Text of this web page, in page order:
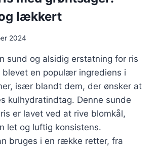
lækkert
2024
sund og alsidig erstatning for ris
blevet en populær ingrediens i
især blandt dem, der ønsker at
kulhydratindtag. Denne sunde
er lavet ved at rive blomkål,
let og luftig konsistens.
bruges i en række retter, fra